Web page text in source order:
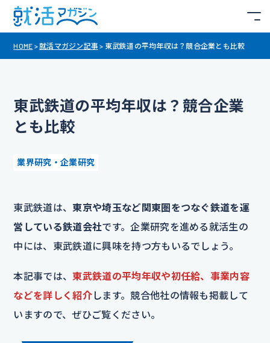
HOME >就活マガジン記事 > 東武鉄道の平均年収は？競合企業とも比較
東武鉄道の平均年収は？競合企業
とも比較
業界研究・企業研究
東武鉄道は、 東京や埼玉など関東圏をつなぐ鉄道を運
営している鉄道会社です。企業研究を進める就活生の
中には、東武鉄道に興味を持つ方もいるでしょう。
本記事では、 東武鉄道の平均年収や初任給、事業内容
などを詳しく紹介します。競合他社の情報も掲載して
いますので、ぜひご覧ください。